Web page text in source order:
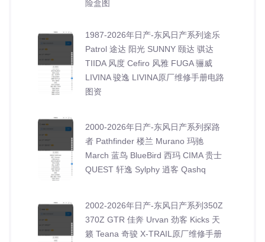
险盒图
1987-2026年日产-东风日产系列途乐
Patrol 途达 阳光 SUNNY 颐达 骐达
TIIDA 风度 Cefiro 风雅 FUGA 骊威
LIVINA 骏逸 LIVINA原厂维修手册电路
图资
2000-2026年日产-东风日产系列探路
者 Pathfinder 楼兰 Murano 玛驰
March 蓝鸟 BlueBird 西玛 CIMA 贵士
QUEST 轩逸 Sylphy 逍客 Qashq
2002-2026年日产-东风日产系列350Z
370Z GTR 佳奔 Urvan 劲客 Kicks 天
籁 Teana 奇骏 X-TRAIL原厂维修手册